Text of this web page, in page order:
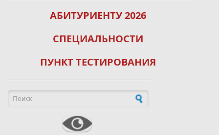
АБИТУРИЕНТУ 2026
СПЕЦИАЛЬНОСТИ
ПУНКТ ТЕСТИРОВАНИЯ